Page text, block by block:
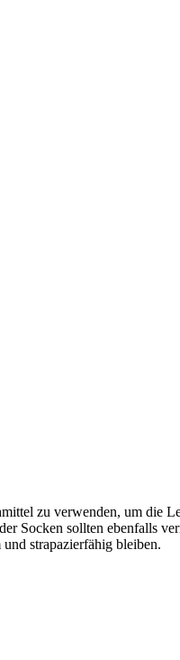
zu verwenden, um die
Socken sollten ebenfalls
strapazierfähig bleiben.